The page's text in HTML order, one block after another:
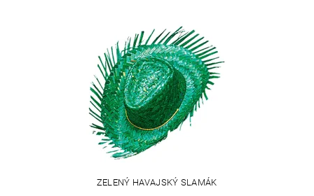
ZELENÝ HAVAJSKÝ SLAMÁK